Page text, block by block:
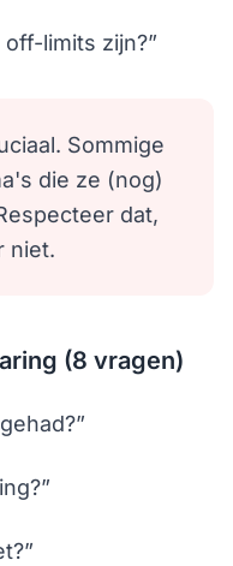
limits zijn?”
Sommige
die ze (nog)
dat,
niet.
(8 vragen)